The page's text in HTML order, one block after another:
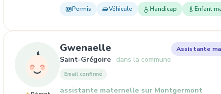
Permis Véhicule Handicap Enfant
Gwenaelle , Assistante
Saint-Grégoire dans la commune
Assistante
Email confirmé
assistante maternelle sur Montgermont